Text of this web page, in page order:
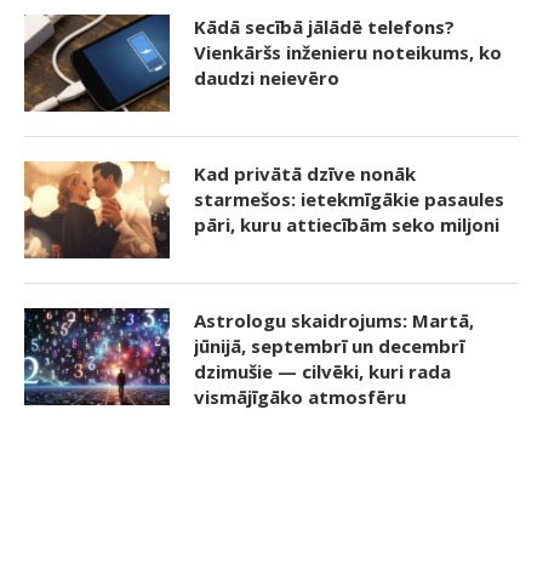
Kādā secībā jālādē telefons?
Vienkāršs inženieru noteikums, ko
daudzi neievēro
Kad privātā dzīve nonāk
starmešos: ietekmīgākie pasaules
pāri, kuru attiecībām seko miljoni
Astrologu skaidrojums: Martā,
jūnijā, septembrī un decembrī
dzimušie — cilvēki, kuri rada
vismājīgāko atmosfēru